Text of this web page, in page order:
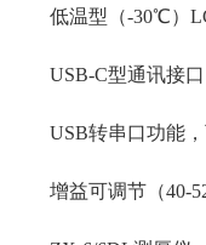
低温型（-30℃）
USB-C型通讯接
USB转串口功能
增益可调节（40-